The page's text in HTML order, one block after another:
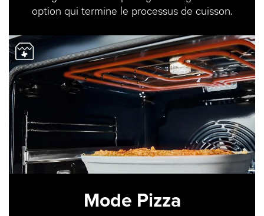
option qui termine le processus de cuisson.
Mode Pizza